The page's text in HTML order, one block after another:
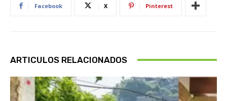
Facebook X Pinterest
ARTICULOS RELACIONADOS